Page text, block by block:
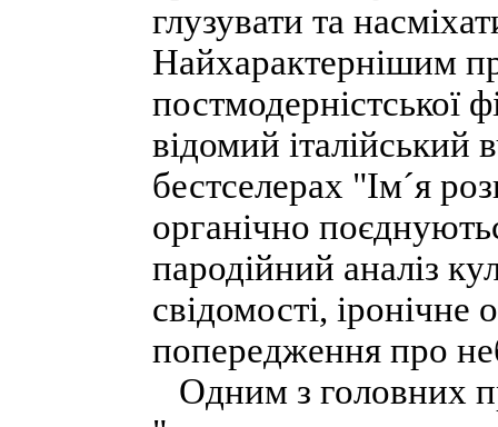
глузувати та
Найхарактернішим
постмодерністської
відомий
бестселерах "Ім´я
органічно
пародійний аналіз
свідомості,
попередження про
Одним з головних